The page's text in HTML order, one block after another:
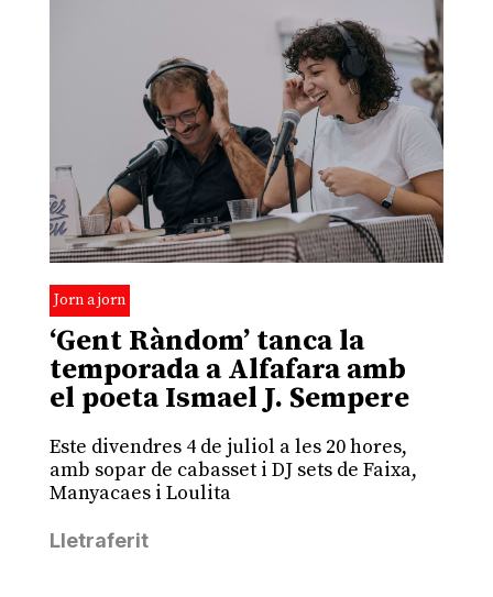
Jorn a jorn
‘Gent Ràndom’ tanca la
temporada a Alfafara amb
el poeta Ismael J. Sempere
Este divendres 4 de juliol a les 20 hores,
amb sopar de cabasset i DJ sets de Faixa,
Manyacaes i Loulita
Lletraferit